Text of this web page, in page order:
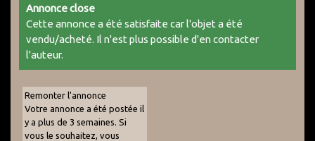
Annonce close
Cette annonce a été satisfaite car l'objet a été
vendu/acheté. Il n'est plus possible d'en contacter
l'auteur.
Remonter l'annonce
Votre annonce a été postée il
y a plus de 3 semaines. Si
vous le souhaitez, vous